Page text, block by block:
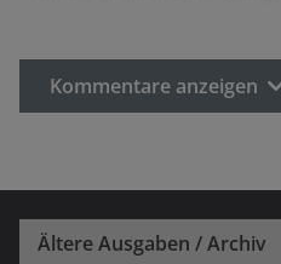
Kommentare anzeigen
Ältere Ausgaben / Archiv